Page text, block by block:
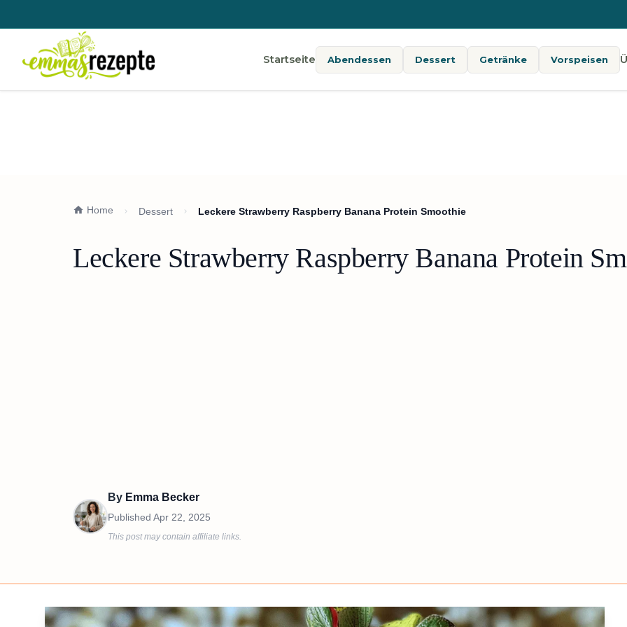
Startseite Abendessen Dessert Getränke Vorspeisen
Home Dessert Leckere Strawberry Raspberry Banana Protein Smoothie
Leckere Strawberry Raspberry Banana Protein
By Emma Becker
Published Apr 22, 2025
This post may contain affiliate links.